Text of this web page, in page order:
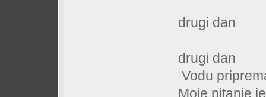
drugi dan
drugi dan
Vodu
Moje pitanje